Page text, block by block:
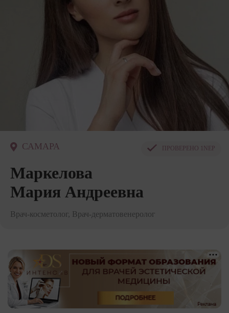
САМАРА ПРОВЕРЕНО 1NEP
Маркелова
Мария Андреевна
Врач-косметолог, Врач-дерматовенеролог